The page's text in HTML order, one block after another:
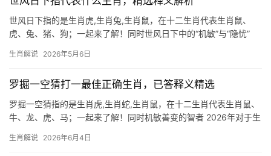
世风日下指的是生肖虎,生肖兔,生肖鼠，在十二生肖代表生肖鼠、
虎、兔、猪、狗；一起来了解！同时世风日下中的“机敏”与“隐忧”
恰似乱流中的生存智者，鼠年出生者（尤其是29岁和41岁人群）天
生肖解说 2026年5月6日
罗掘一空猜打一最佳正确生肖，已答释义精选
罗掘一空猜指的是生肖虎,生肖蛇,生肖鼠，在十二生肖代表生肖鼠、
牛、龙、虎、马；一起来了解！同时机敏善变的智者 2026年对于生
融、贸易行业者，可能获得莫大机遇，但下半年需警惕“破财不止”之
生肖解说 2026年6月4日